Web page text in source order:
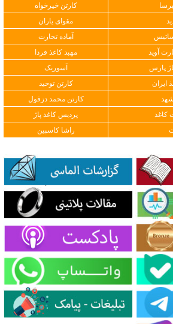
کارتن خیرخواه
مقوای یاران
آماده تجارت
آوید
مهبد کاغذ فردا
پارس
آسوریک
ایران
کارتن توحید
کارتن محمد دزفول
کاغذ
پردیس کاغذ پاژ
راشا کاسپین